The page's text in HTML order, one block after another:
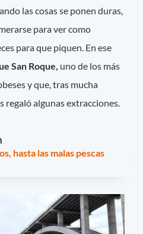
las cosas se ponen duras,
para ver como
para que piquen. En ese
San Roque, uno de los más
y que, tras mucha
regaló algunas extracciones.
hasta las malas pescas